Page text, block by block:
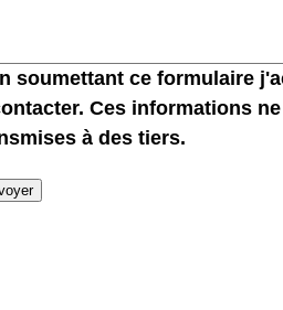
soumettant ce formulaire
Ces informations
à des tiers.